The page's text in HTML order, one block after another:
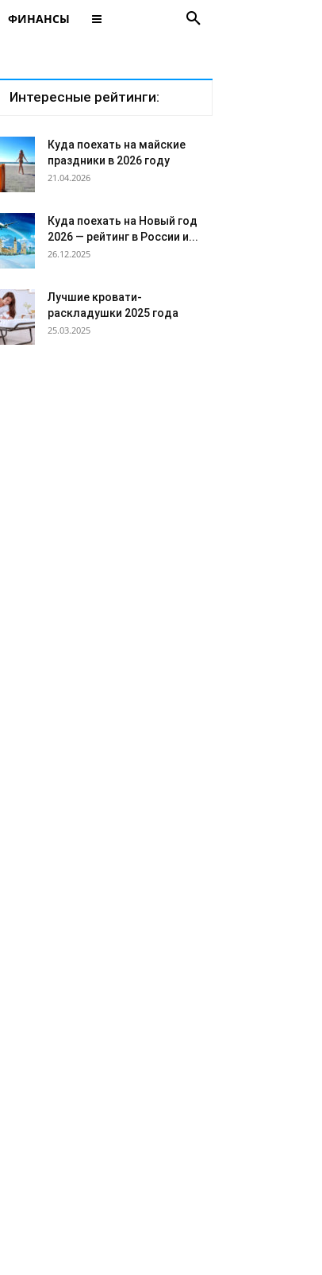
ФИНАНСЫ
Интересные рейтинги:
Куда поехать на майские
праздники в 2026 году
21.04.2026
Куда поехать на Новый год
2026 — рейтинг в России и...
26.12.2025
Лучшие кровати-
раскладушки 2025 года
25.03.2025